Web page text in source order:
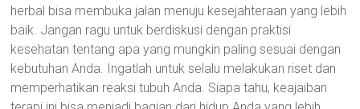
herbal bisa membuka jalan menuju kesejahteraan yang lebih
baik. Jangan ragu untuk berdiskusi dengan praktisi
kesehatan tentang apa yang mungkin paling sesuai dengan
kebutuhan Anda. Ingatlah untuk selalu melakukan riset dan
memperhatikan reaksi tubuh Anda. Siapa tahu, keajaiban